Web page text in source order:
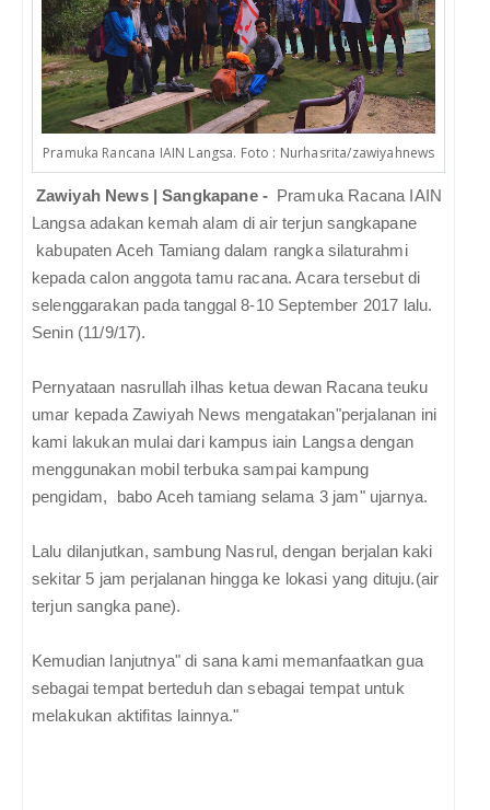
Pramuka Rancana IAIN Langsa. Foto : Nurhasrita/zawiyahnews
Zawiyah News | Sangkapane - Pramuka Racana IAIN
Langsa adakan kemah alam di air terjun sangkapane
kabupaten Aceh Tamiang dalam rangka silaturahmi
kepada calon anggota tamu racana. Acara tersebut di
selenggarakan pada tanggal 8-10 September 2017 lalu.
Senin (11/9/17).
Pernyataan nasrullah ilhas ketua dewan Racana teuku
umar kepada Zawiyah News mengatakan"perjalanan ini
kami lakukan mulai dari kampus iain Langsa dengan
menggunakan mobil terbuka sampai kampung
pengidam, babo Aceh tamiang selama 3 jam" ujarnya.
Lalu dilanjutkan, sambung Nasrul, dengan berjalan kaki
sekitar 5 jam perjalanan hingga ke lokasi yang dituju.(air
terjun sangka pane).
Kemudian lanjutnya" di sana kami memanfaatkan gua
sebagai tempat berteduh dan sebagai tempat untuk
melakukan aktifitas lainnya."